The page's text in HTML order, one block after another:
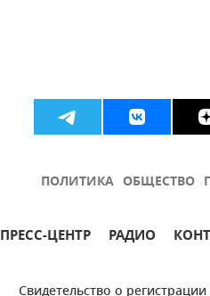
ПОЛИТИКА ОБЩЕСТВО
ПРЕСС-ЦЕНТР РАДИО